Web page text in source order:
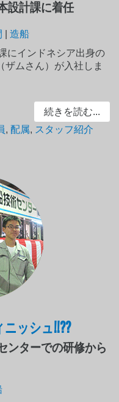
設計課に着任
|造船
にインドネシア出身の
ザムさん）が入社しま
続きを読む...
, 配属, スタッフ紹介
ニッシュ!!??
ンターでの研修から